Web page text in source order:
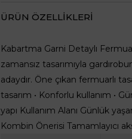
ÜRÜN ÖZELLIKLERI
Kabartma Garni Detaylı
zamansız tasarımıyla
adaydır. Öne çıkan fermuarlı
tasarım • Konforlu kullanım •
yapı Kullanım Alanı Günlük
Kombin Önerisi Tamamlayıcı